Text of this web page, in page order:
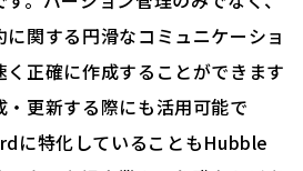
関する円滑なコミュニケーショ
正確に作成することができます
・更新する際にも活用可能で
に特化していることもHubble